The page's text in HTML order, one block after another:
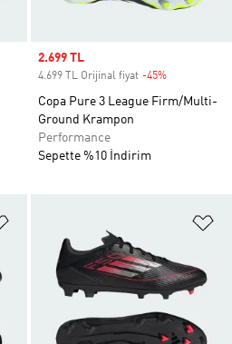
Sale price
2.699 TL
4.699 TL Orijinal fiyat -45%
Copa Pure 3 League Firm/Multi-
Ground Krampon
Performance
Sepette %10 İndirim